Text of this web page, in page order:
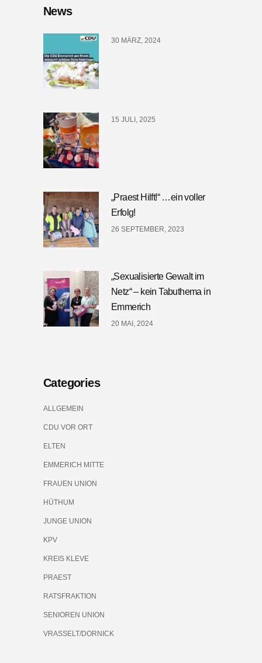
News
30 MÄRZ, 2024
15 JULI, 2025
„Praest Hilft!“ …ein voller
Erfolg!
26 SEPTEMBER, 2023
„Sexualisierte Gewalt im
Netz“ – kein Tabuthema in
Emmerich
20 MAI, 2024
Categories
ALLGEMEIN
CDU VOR ORT
ELTEN
EMMERICH MITTE
FRAUEN UNION
HÜTHUM
JUNGE UNION
KPV
KREIS KLEVE
PRAEST
RATSFRAKTION
SENIOREN UNION
VRASSELT/DORNICK